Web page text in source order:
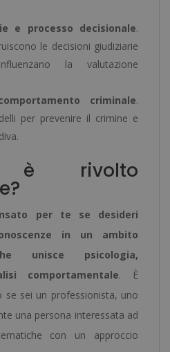
e processo decisionale.
le decisioni giudiziarie
la valutazione
criminale.
per prevenire il crimine e
rivolto
per te se desideri
in un ambito
unisce psicologia,
comportamentale. È
se sei un professionista, uno
una persona interessata ad
con un approccio